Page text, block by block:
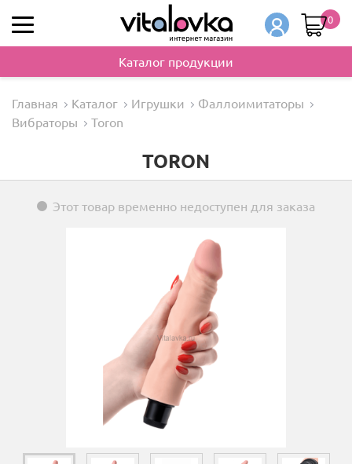
0
Каталог продукции
Главная Каталог Игрушки
Фаллоимитаторы
Вибраторы
Toron
TORON
Этот товар временно недоступен для заказа